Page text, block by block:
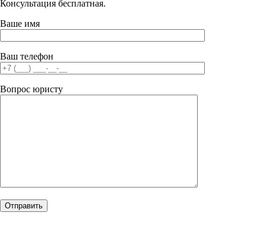
Консультация бесплатная.
Ваше имя
Ваш телефон
Вопрос юристу